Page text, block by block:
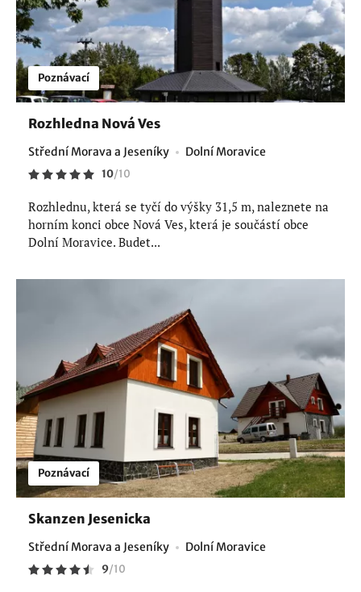
Poznávací
Rozhledna Nová Ves
Střední Morava a Jeseníky Dolní Moravice
10/10
Rozhlednu, která se tyčí do výšky 31,5 m, naleznete na
horním konci obce Nová Ves, která je součástí obce
Dolní Moravice. Budet...
Poznávací
Skanzen Jesenicka
Střední Morava a Jeseníky Dolní Moravice
9/10